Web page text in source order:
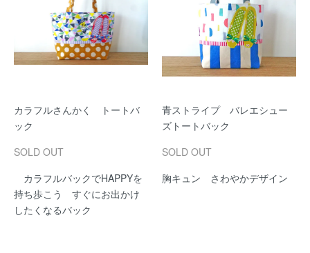
カラフルさんかく トートバ
ック
SOLD OUT
カラフルバックでHAPPYを
持ち歩こう すぐにお出かけ
したくなるバック
青ストライプ バレエシュー
ズトートバック
SOLD OUT
胸キュン さわやかデザイン